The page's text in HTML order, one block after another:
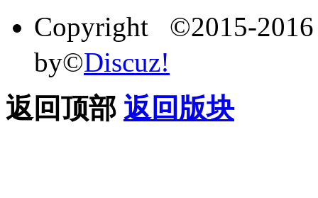
Copyright ©2015-
by©Discuz!
返回顶部 返回版块